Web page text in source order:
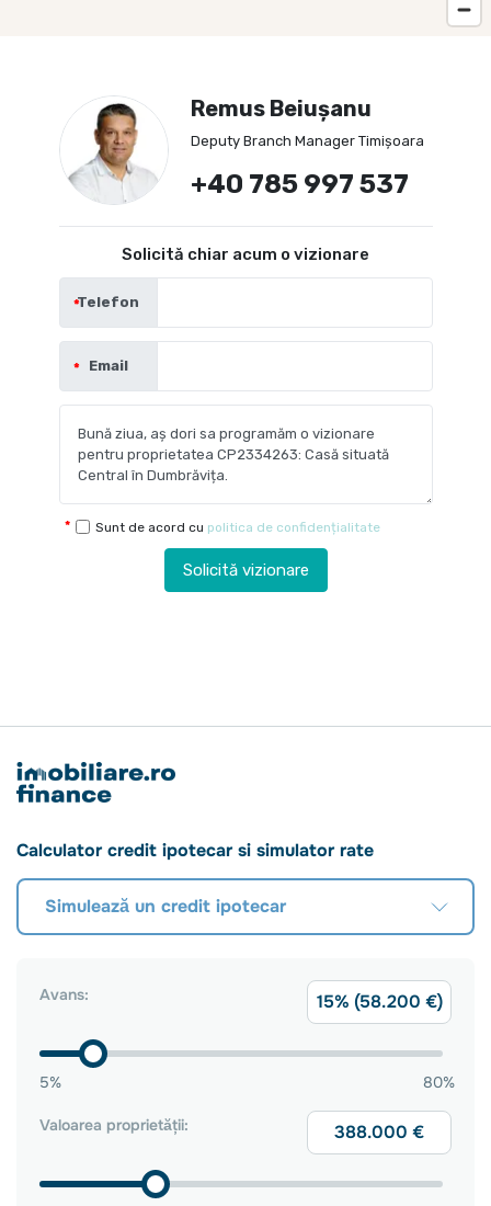
Remus Beiușanu
Deputy Branch Manager Timișoara
+40 785 997 537
Solicită chiar acum o vizionare
Telefon
Email
Sunt de acord cu politica de confidențialitate
Solicită vizionare